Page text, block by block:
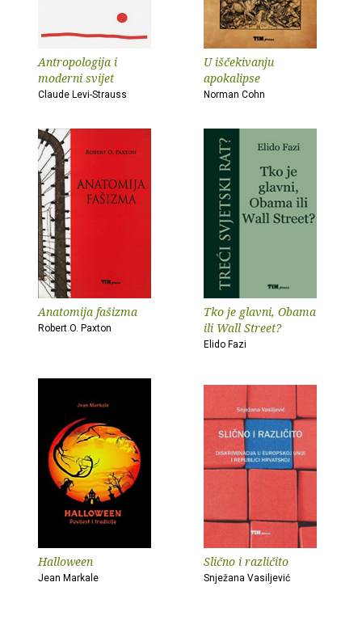
Antropologija i
moderni svijet
Claude Levi-Strauss
U iščekivanju
apokalipse
Norman Cohn
Anatomija fašizma
Robert O. Paxton
Tko je glavni, Obama
ili Wall Street?
Elido Fazi
Halloween
Jean Markale
Slično i različito
Snježana Vasiljević